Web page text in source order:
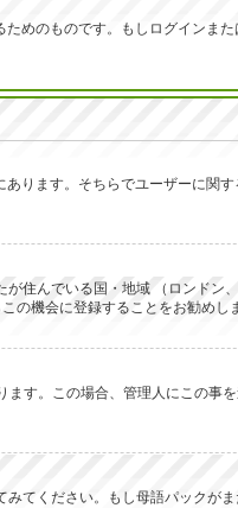
めのものです。もしログインま
ります。そちらでユーザーに関す
住んでいる国・地域 （ロンドン
の機会に登録することをお勧めし
す。この場合、管理人にこの事
てください。もし母語パックが